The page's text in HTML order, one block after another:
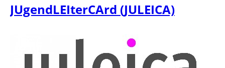
JUgendLEIterCArd (JULEICA)